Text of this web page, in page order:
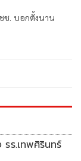
ช. บอกตั้งนาน
ร.เทพศิรินทร์